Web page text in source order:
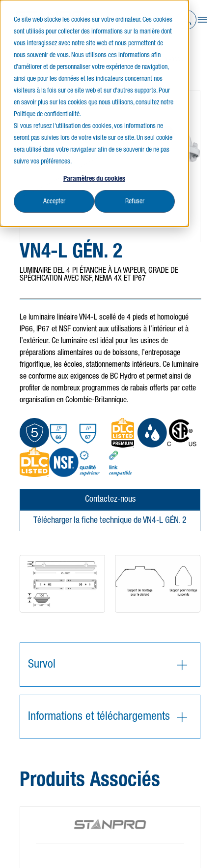
Ce site web stocke les cookies sur votre ordinateur. Ces cookies
sont utilisés pour collecter des informations sur la manière dont
vous interagissez avec notre site web et nous permettent de
nous souvenir de vous. Nous utilisons ces informations afin
d'améliorer et de personnaliser votre expérience de navigation,
ainsi que pour les données et les indicateurs concernant nos
visiteurs à la fois sur ce site web et sur d'autres supports. Pour
en savoir plus sur les cookies que nous utilisons, consultez notre
Politique de confidentialité.
Si vous refusez l'utilisation des cookies, vos informations ne
seront pas suivies lors de votre visite sur ce site. Un seul cookie
sera utilisé dans votre navigateur afin de se souvenir de ne pas
suivre vos préférences.
Paramètres du cookies
Accepter Refuser
Accueil Éclairage intérieur
Luminaires étanches à la vapeur
VN4-L GÉN. 2
VN4-L GÉN. 2
LUMINAIRE DEL 4 PI ÉTANCHE À LA VAPEUR, GRADE DE
SPÉCIFICATION AVEC NSF, NEMA 4X ET IP67
Le luminaire linéaire VN4-L scellé de 4 pieds et homologué
IP66, IP67 et NSF convient aux utilisations à l’intérieur et à
l’extérieur. Ce luminaire est idéal pour les usines de
préparations alimentaires ou de boissons, l’entreposage
frigorifique, les écoles, stationnements intérieurs. Ce luminaire
se conforme aux exigences de BC Hydro et permet ainsi de
profiter de nombreux programmes de rabais offerts par cette
organisation en Colombie-Britannique.
Contactez-nous
Télécharger la fiche technique de VN4-L GÉN. 2
Survol
Informations et téléchargements
Produits Associés